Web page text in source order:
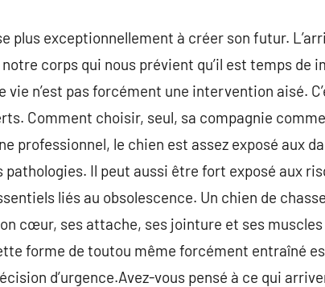
plus exceptionnellement à créer son futur.
corps qui nous prévient qu’il est temps de
n’est pas forcément une intervention aisé.
Comment choisir, seul, sa compagnie
professionnel, le chien est assez exposé aux
Il peut aussi être fort exposé aux
liés au obsolescence. Un chien de
cœur, ses attache, ses jointure et ses
forme de toutou même forcément entraîné
d’urgence.Avez-vous pensé à ce qui